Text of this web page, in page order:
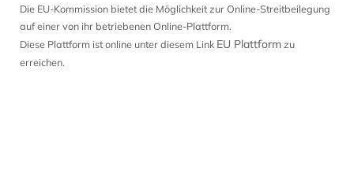
Die EU-Kommission bietet die Möglichkeit zur Online-Streitbeilegung
auf einer von ihr betriebenen Online-Plattform.
Diese Plattform ist online unter diesem LinkEU Plattformzu
erreichen.